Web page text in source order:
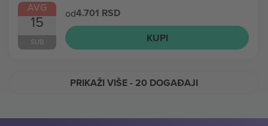
AVG
15
SUB
od4.701 RSD
KUPI
PRIKAŽI VIŠE- 20 DOGAĐAJI